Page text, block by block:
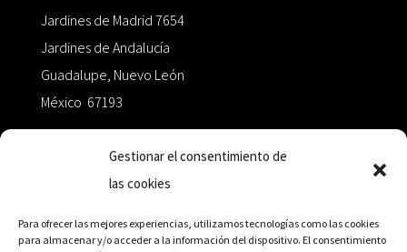
Gestionar el consentimiento de
las cookies
Para ofrecer las mejores experiencias, utilizamos tecnologías como las cookies
para almacenar y/o acceder a la información del dispositivo. El consentimiento
Jardines de Madrid 7654
Jardines de Andalucía
Guadalupe, Nuevo León
México 67193
+52 811.499.5638